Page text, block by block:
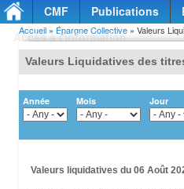
CMF Publications
Accès à l'information
Vous êtes ici
Accueil » Épargne Collective » Valeurs
Valeurs Liquidatives des
Année Mois Jour
Valeurs liquidatives du 06 Août